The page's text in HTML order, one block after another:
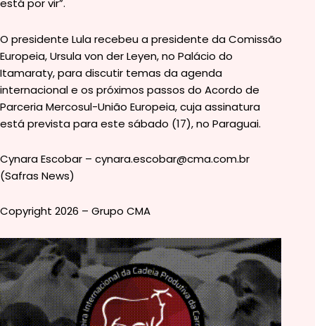
está por vir”.
O presidente Lula recebeu a presidente da Comissão
Europeia, Ursula von der Leyen, no Palácio do
Itamaraty, para discutir temas da agenda
internacional e os próximos passos do Acordo de
Parceria Mercosul-União Europeia, cuja assinatura
está prevista para este sábado (17), no Paraguai.
Cynara Escobar – cynara.escobar@cma.com.br
(Safras News)
Copyright 2026 – Grupo CMA